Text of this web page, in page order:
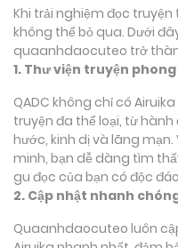
Khi trải nghiệm đọc
không thể bỏ qua. Dưới
quaanhdaocuteo trở
1. Thư viện truyện
QADC không chỉ có
truyện đa thể loại, từ
hước, kinh dị và lãng
minh, bạn dễ dàng tìm
gu đọc của bạn có độc
2. Cập nhật nhanh
Quaanhdaocuteo luôn